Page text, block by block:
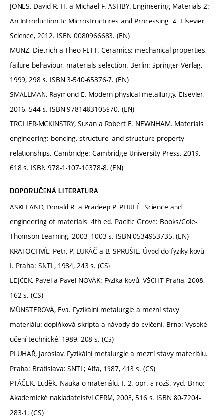
JONES, David R. H. a Michael F. ASHBY. Engineering Materials 2:
An Introduction to Microstructures and Processing. 4. Elsevier
Science, 2012. ISBN 0080966683. (EN)
MUNZ, Dietrich a Theo FETT. Ceramics: mechanical properties,
failure behaviour, materials selection. Berlin: Springer-Verlag,
1999, 298 s. ISBN 3-540-65376-7. (EN)
SMALLMAN, Raymond E. Modern physical metallurgy. Elsevier,
2016, 544 s. ISBN 9781483105970. (EN)
TROLIER-MCKINSTRY, Susan a Robert E. NEWNHAM. Materials
engineering: bonding, structure, and structure-property
relationships. Cambridge: Cambridge University Press, 2019,
618 s. ISBN 978-1-107-10378-8. (EN)
DOPORUČENÁ LITERATURA
ASKELAND, Donald R. a Pradeep P. PHULÉ. Science and
engineering of materials. 4th ed. Pacific Grove: Books/Cole-
Thomson Learning, 2003, 1003 s. ISBN 0534953735. (EN)
KRATOCHVÍL, Petr, P. LUKÁČ a B. SPRUŠIL. Úvod do fyziky kovů
I. Praha: SNTL, 1984, 243 s. (CS)
LEJČEK, Pavel a Pavel NOVÁK: Fyzika kovů, VŠCHT Praha, 2008,
162 s. (CS)
MÜNSTEROVÁ, Eva. Fyzikální metalurgie a mezní stavy
materiálu: doplňková skripta a návody do cvičení. Brno: Vysoké
učení technické, 1989, 208 s. (CS)
PLUHAŘ, Jaroslav. Fyzikální metalurgie a mezní stavy materiálu.
Praha: Bratislava: SNTL; Alfa, 1987, 418 s. (CS)
PTÁČEK, Luděk. Nauka o materiálu. I. 2. opr. a rozš. vyd. Brno:
Akademické nakladatelství CERM, 2003, 516 s. ISBN 80-7204-
283-1. (CS)